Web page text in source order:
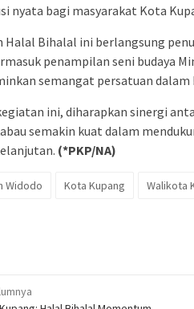
nyata bagi masyarakat Kota
Halal Bihalal ini berlangsung
penampilan seni budaya
semangat persatuan dalam
ini, diharapkan sinergi
semakin kuat dalam
(*PKP/NA)
Widodo Kota Kupang Walikota